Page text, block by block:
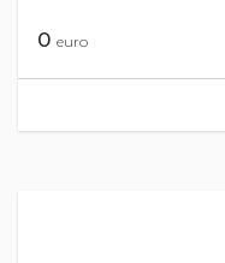
0 euro